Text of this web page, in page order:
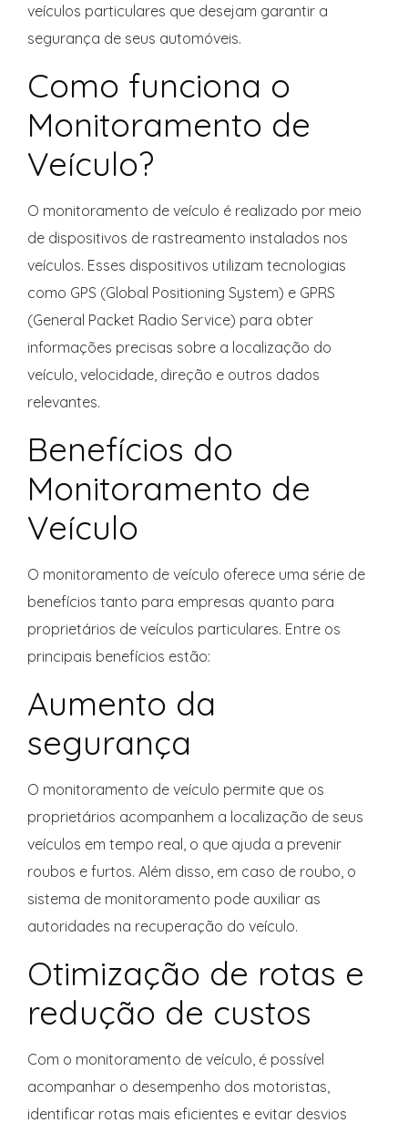
veículos particulares que desejam garantir a
segurança de seus automóveis.
Como funciona o
Monitoramento de
Veículo?
O monitoramento de veículo é realizado por meio
de dispositivos de rastreamento instalados nos
veículos. Esses dispositivos utilizam tecnologias
como GPS (Global Positioning System) e GPRS
(General Packet Radio Service) para obter
informações precisas sobre a localização do
veículo, velocidade, direção e outros dados
relevantes.
Benefícios do
Monitoramento de
Veículo
O monitoramento de veículo oferece uma série de
benefícios tanto para empresas quanto para
proprietários de veículos particulares. Entre os
principais benefícios estão:
Aumento da
segurança
O monitoramento de veículo permite que os
proprietários acompanhem a localização de seus
veículos em tempo real, o que ajuda a prevenir
roubos e furtos. Além disso, em caso de roubo, o
sistema de monitoramento pode auxiliar as
autoridades na recuperação do veículo.
Otimização de rotas e
redução de custos
Com o monitoramento de veículo, é possível
acompanhar o desempenho dos motoristas,
identificar rotas mais eficientes e evitar desvios